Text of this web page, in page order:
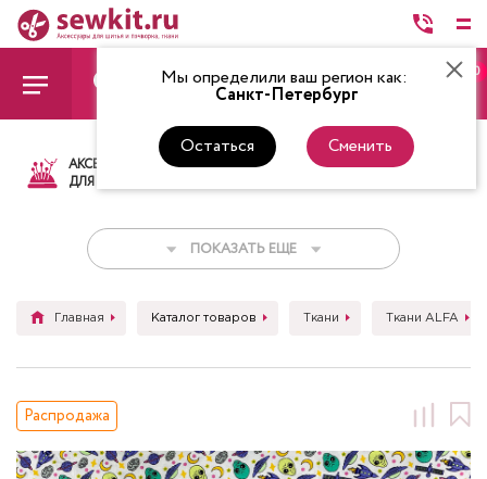
Мы определили ваш регион как:
Санкт-Петербург
Остаться Сменить
0
АКСЕССУАРЫ
ДЛЯ ШИТЬЯ
ТКАНИ НИТКИ
ПОКАЗАТЬ ЕЩЕ
Главная Каталог товаров Ткани Ткани ALFA
Распродажа